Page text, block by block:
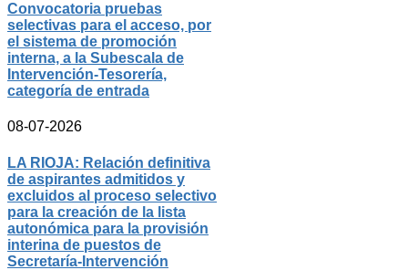
Convocatoria pruebas
selectivas para el acceso, por
el sistema de promoción
interna, a la Subescala de
Intervención-Tesorería,
categoría de entrada
08-07-2026
LA RIOJA: Relación definitiva
de aspirantes admitidos y
excluidos al proceso selectivo
para la creación de la lista
autonómica para la provisión
interina de puestos de
Secretaría-Intervención